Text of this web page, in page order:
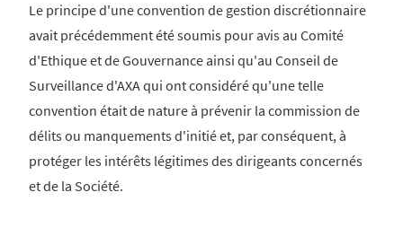
Le principe d'une convention de gestion discrétionnaire
avait précédemment été soumis pour avis au Comité
d'Ethique et de Gouvernance ainsi qu'au Conseil de
Surveillance d'AXA qui ont considéré qu'une telle
convention était de nature à prévenir la commission de
délits ou manquements d'initié et, par conséquent, à
protéger les intérêts légitimes des dirigeants concernés
et de la Société.